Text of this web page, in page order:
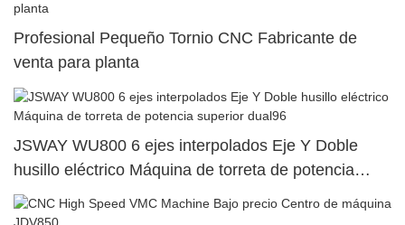
Profesional Pequeño Tornio CNC Fabricante de
venta para planta
JSWAY WU800 6 ejes interpolados Eje Y Doble
husillo eléctrico Máquina de torreta de potencia
superior dual96